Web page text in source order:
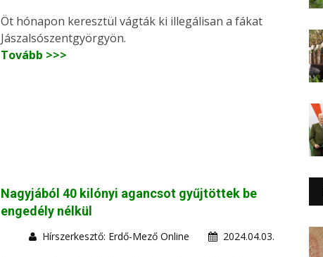
Öt hónapon keresztül vágták ki illegálisan a fákat
Jászalsószentgyörgyön.
Tovább >>>
Nagyjából 40 kilónyi agancsot gyűjtöttek be
engedély nélkül
Hírszerkesztő: Erdő-Mező Online 2024.04.03.